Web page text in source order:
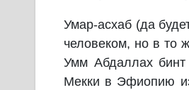
Умар-асхаб (да
человеком, но в то
Умм Абдаллах
Мекки в Эфиопию